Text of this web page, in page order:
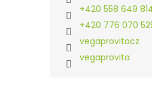
+420 558 649
+420 776 070
vegaprovitacz
vegaprovita